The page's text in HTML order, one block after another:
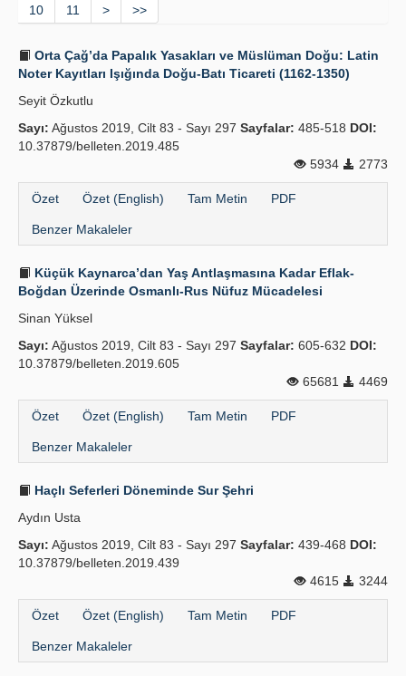
Yazım Kuralları
İlkeler
Yayın Politikaları
Kılavuzlar
10
11 > >>
Orta Çağ’da Papalık Yasakları ve Müslüman Doğu: Latin
Noter Kayıtları Işığında Doğu-Batı Ticareti (1162-1350)
Seyit Özkutlu
Sayı: Ağustos 2019, Cilt 83 - Sayı 297 Sayfalar: 485-518 DOI:
10.37879/belleten.2019.485
5934
2773
Özet Özet (English) Tam Metin PDF
Benzer Makaleler
Küçük Kaynarca’dan Yaş Antlaşmasına Kadar Eflak-
Boğdan Üzerinde Osmanlı-Rus Nüfuz Mücadelesi
Sinan Yüksel
Sayı: Ağustos 2019, Cilt 83 - Sayı 297 Sayfalar: 605-632 DOI:
10.37879/belleten.2019.605
65681
4469
Özet Özet (English) Tam Metin PDF
Benzer Makaleler
Haçlı Seferleri Döneminde Sur Şehri
Aydın Usta
Sayı: Ağustos 2019, Cilt 83 - Sayı 297 Sayfalar: 439-468 DOI:
10.37879/belleten.2019.439
4615
3244
Özet Özet (English) Tam Metin PDF
Benzer Makaleler